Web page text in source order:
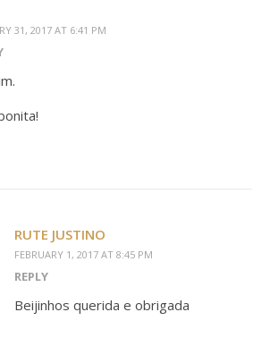
31, 2017 AT 6:41 PM
RUTE JUSTINO
FEBRUARY 1, 2017 AT 8:45 PM
REPLY
Beijinhos querida e obrigada